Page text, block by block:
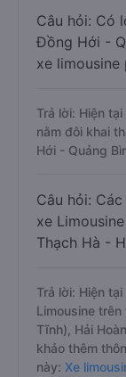
Câu hỏi: Có
Đồng Hới -
xe limousine
Trả lời: Hiện
nằm đôi khai
Hới - Quảng
Câu hỏi:
xe
Thạch Hà -
Trả lời: Hiện
Limousine
Tĩnh), Hải
khảo thêm
này: Xe